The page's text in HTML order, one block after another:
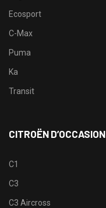
Ecosport
C-Max
Puma
Ka
Transit
CITROËN D’OCCASION
C1
C3
C3 Aircross